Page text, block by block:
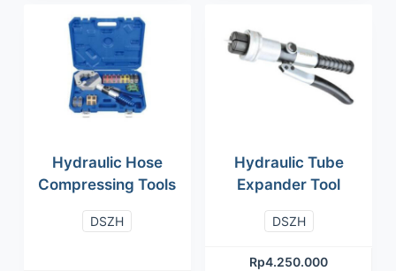
Hydraulic Hose
Compressing Tools
DSZH
Hydraulic Tube
Expander Tool
Rp4.250.000
DSZH